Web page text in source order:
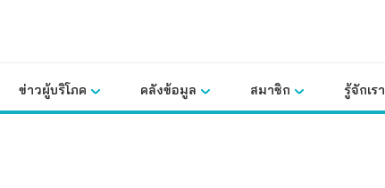
ข่าวผู้บริโภค คลังข้อมูล สมาชิก รู้จักเรา